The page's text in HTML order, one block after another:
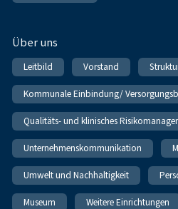
Über uns
Leitbild Vorstand
Kommunale Einbindung/
Qualitäts- und klinisches
Unternehmenskommunikation
Umwelt und Nachhaltigkeit
Museum Weitere Einrichtungen